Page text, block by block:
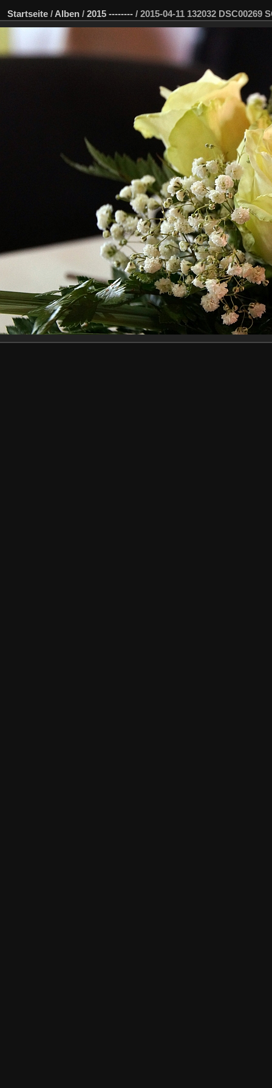
Startseite / Alben / 2015 -------- / 2015-04-11 132032 DSC00269